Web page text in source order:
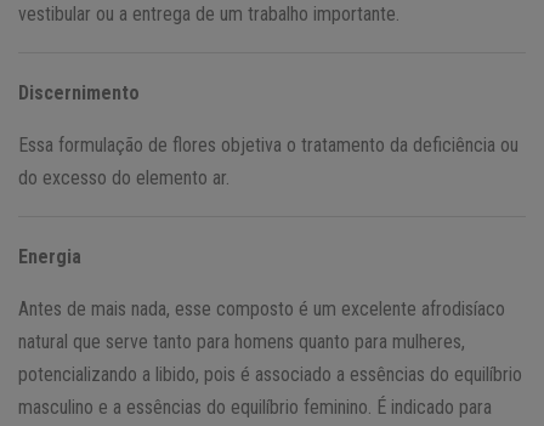
vestibular ou a entrega de um trabalho importante.
Discernimento
Essa formulação de flores objetiva o tratamento da deficiência ou
do excesso do elemento ar.
Energia
Antes de mais nada, esse composto é um excelente afrodisíaco
natural que serve tanto para homens quanto para mulheres,
potencializando a libido, pois é associado a essências do equilíbrio
masculino e a essências do equilíbrio feminino. É indicado para